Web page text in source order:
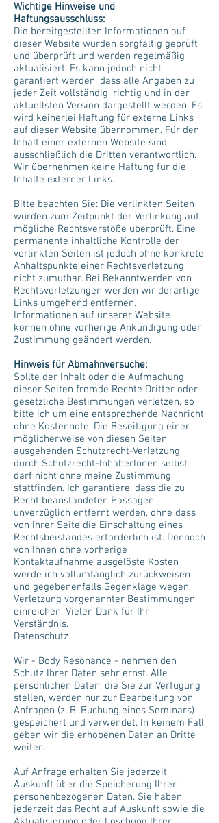
Wichtige Hinweise und
Haftungsausschluss:
Die bereitgestellten Informationen auf
dieser Website wurden sorgfältig geprüft
und überprüft und werden regelmäßig
aktualisiert. Es kann jedoch nicht
garantiert werden, dass alle Angaben zu
jeder Zeit vollständig, richtig und in der
aktuellsten Version dargestellt werden. Es
wird keinerlei Haftung für externe Links
auf dieser Website übernommen. Für den
Inhalt einer externen Website sind
ausschließlich die Dritten verantwortlich.
Wir übernehmen keine Haftung für die
Inhalte externer Links.
Bitte beachten Sie: Die verlinkten Seiten
wurden zum Zeitpunkt der Verlinkung auf
mögliche Rechtsverstöße überprüft. Eine
permanente inhaltliche Kontrolle der
verlinkten Seiten ist jedoch ohne konkrete
Anhaltspunkte einer Rechtsverletzung
nicht zumutbar. Bei Bekanntwerden von
Rechtsverletzungen werden wir derartige
Links umgehend entfernen.
Informationen auf unserer Website
können ohne vorherige Ankündigung oder
Zustimmung geändert werden.
Hinweis für Abmahnversuche:
Sollte der Inhalt oder die Aufmachung
dieser Seiten fremde Rechte Dritter oder
gesetzliche Bestimmungen verletzen, so
bitte ich um eine entsprechende Nachricht
ohne Kostennote. Die Beseitigung einer
möglicherweise von diesen Seiten
ausgehenden Schutzrecht-Verletzung
durch Schutzrecht-InhaberInnen selbst
darf nicht ohne meine Zustimmung
stattfinden. Ich garantiere, dass die zu
Recht beanstandeten Passagen
unverzüglich entfernt werden, ohne dass
von Ihrer Seite die Einschaltung eines
Rechtsbeistandes erforderlich ist. Dennoch
von Ihnen ohne vorherige
Kontaktaufnahme ausgelöste Kosten
werde ich vollumfänglich zurückweisen
und gegebenenfalls Gegenklage wegen
Verletzung vorgenannter Bestimmungen
einreichen. Vielen Dank für Ihr
Verständnis.
Datenschutz
Wir - Body Resonance - nehmen den
Schutz Ihrer Daten sehr ernst. Alle
persönlichen Daten, die Sie zur Verfügung
stellen, werden nur zur Bearbeitung von
Anfragen (z. B. Buchung eines Seminars)
gespeichert und verwendet. In keinem Fall
geben wir die erhobenen Daten an Dritte
weiter.
Auf Anfrage erhalten Sie jederzeit
Auskunft über die Speicherung Ihrer
personenbezogenen Daten. Sie haben
jederzeit das Recht auf Auskunft sowie die